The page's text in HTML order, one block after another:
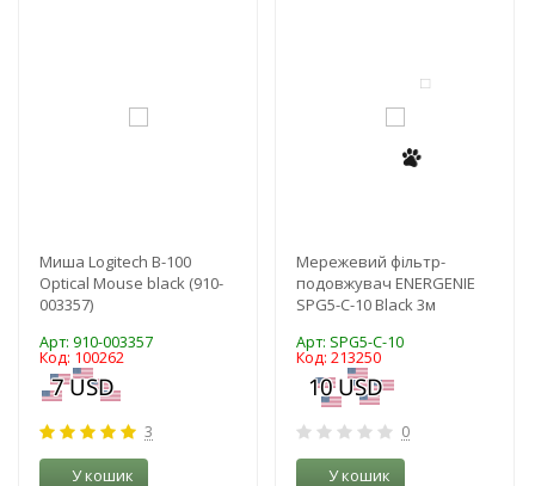
Миша Logitech B-100
Optical Mouse black (910-
003357)
Арт: 910-003357
Код: 100262
3
У кошик
Мережевий фільтр-
подовжувач ENERGENIE
SPG5-C-10 Black 3м
Арт: SPG5-C-10
Код: 213250
0
У кошик